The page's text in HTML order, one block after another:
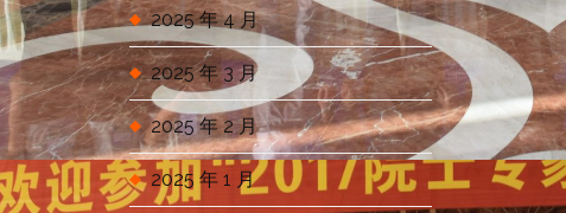
2025 年 4 月
2025 年 3 月
2025 年 2 月
2025 年 1 月